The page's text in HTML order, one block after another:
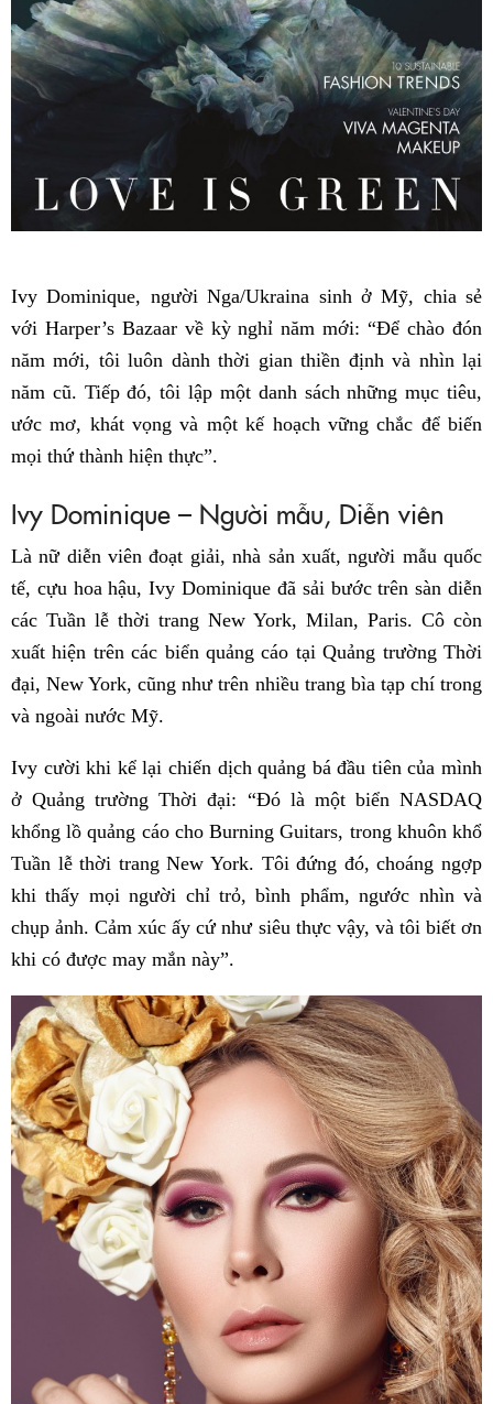
Ivy Dominique, người Nga/Ukraina sinh ở Mỹ, chia sẻ
với Harper’s Bazaar về kỳ nghỉ năm mới: “Để chào đón
năm mới, tôi luôn dành thời gian thiền định và nhìn lại
năm cũ. Tiếp đó, tôi lập một danh sách những mục tiêu,
ước mơ, khát vọng và một kế hoạch vững chắc để biến
mọi thứ thành hiện thực”.
Ivy Dominique – Người mẫu, Diễn viên
Là nữ diễn viên đoạt giải, nhà sản xuất, người mẫu quốc
tế, cựu hoa hậu, Ivy Dominique đã sải bước trên sàn diễn
các Tuần lễ thời trang New York, Milan, Paris. Cô còn
xuất hiện trên các biển quảng cáo tại Quảng trường Thời
đại, New York, cũng như trên nhiều trang bìa tạp chí trong
và ngoài nước Mỹ.
Ivy cười khi kể lại chiến dịch quảng bá đầu tiên của mình
ở Quảng trường Thời đại: “Đó là một biển NASDAQ
khổng lồ quảng cáo cho Burning Guitars, trong khuôn khổ
Tuần lễ thời trang New York. Tôi đứng đó, choáng ngợp
khi thấy mọi người chỉ trỏ, bình phẩm, ngước nhìn và
chụp ảnh. Cảm xúc ấy cứ như siêu thực vậy, và tôi biết ơn
khi có được may mắn này”.